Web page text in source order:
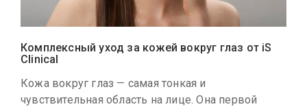
Комплексный уход за кожей вокруг глаз от iS
Clinical
Кожа вокруг глаз — самая тонкая и
чувствительная область на лице. Она первой